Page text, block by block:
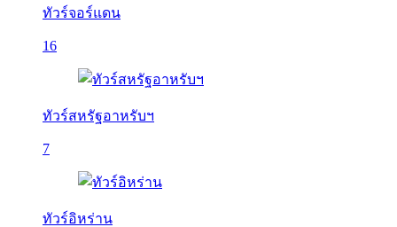
ทัวร์จอร์แดน
16
ทัวร์สหรัฐอาหรับฯ
7
ทัวร์อิหร่าน